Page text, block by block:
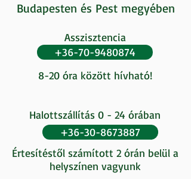
Budapesten és Pest megyében
Asszisztencia
8-20 óra között hívható!
+36-70-9480874
Halottszállítás 0 - 24 órában
Értesítéstől számított 2 órán belül a
helyszínen vagyunk
+36-30-8673887